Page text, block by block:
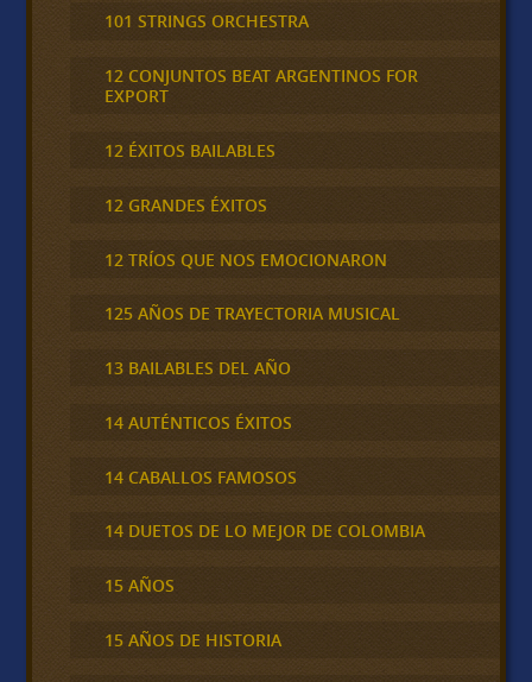
101 STRINGS ORCHESTRA
12 CONJUNTOS BEAT ARGENTINOS FOR
EXPORT
12 ÉXITOS BAILABLES
12 GRANDES ÉXITOS
12 TRÍOS QUE NOS EMOCIONARON
125 AÑOS DE TRAYECTORIA MUSICAL
13 BAILABLES DEL AÑO
14 AUTÉNTICOS ÉXITOS
14 CABALLOS FAMOSOS
14 DUETOS DE LO MEJOR DE COLOMBIA
15 AÑOS
15 AÑOS DE HISTORIA